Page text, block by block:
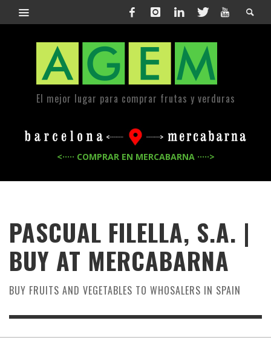
El mejor lugar para comprar frutas y verduras
<····· COMPRAR EN MERCABARNA ·····>
PASCUAL FILELLA, S.A. |
BUY AT MERCABARNA
BUY FRUITS AND VEGETABLES TO WHOSALERS IN SPAIN